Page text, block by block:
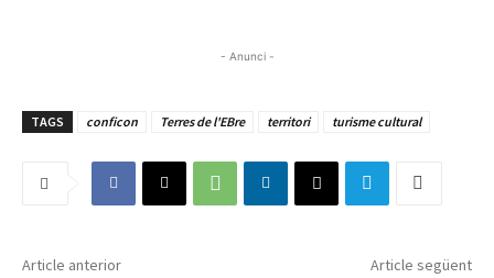
- Anunci -
TAGS conficon Terres de l'EBre territori turisme cultural
Article anterior Article següent